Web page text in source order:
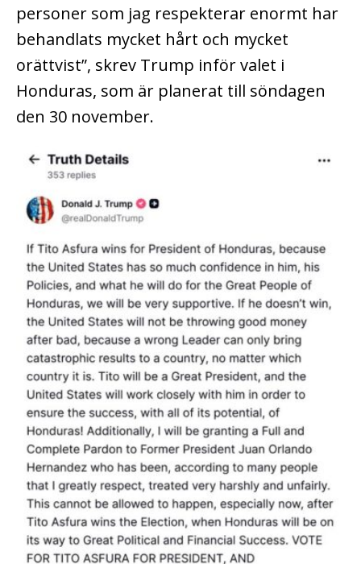
personer som jag respekterar enormt har
behandlats mycket hårt och mycket
orättvist”, skrev Trump inför valet i
Honduras, som är planerat till söndagen
den 30 november.